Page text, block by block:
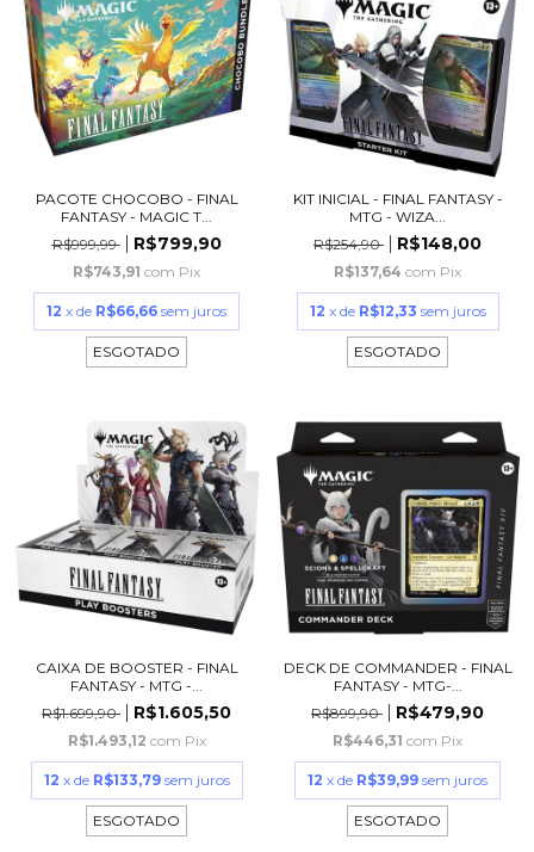
PACOTE CHOCOBO - FINAL
FANTASY - MAGIC T...
R$999,99
R$799,90
R$743,91 com Pix
12 x de R$66,66 sem juros
ESGOTADO
KIT INICIAL - FINAL FANTASY -
MTG - WIZA...
R$254,90
R$148,00
R$137,64 com Pix
12 x de R$12,33 sem juros
ESGOTADO
CAIXA DE BOOSTER - FINAL
FANTASY - MTG -...
R$1.699,90
R$1.605,50
R$1.493,12 com Pix
12 x de R$133,79 sem juros
ESGOTADO
DECK DE COMMANDER - FINAL
FANTASY - MTG-...
R$899,90
R$479,90
R$446,31 com Pix
12 x de R$39,99 sem juros
ESGOTADO